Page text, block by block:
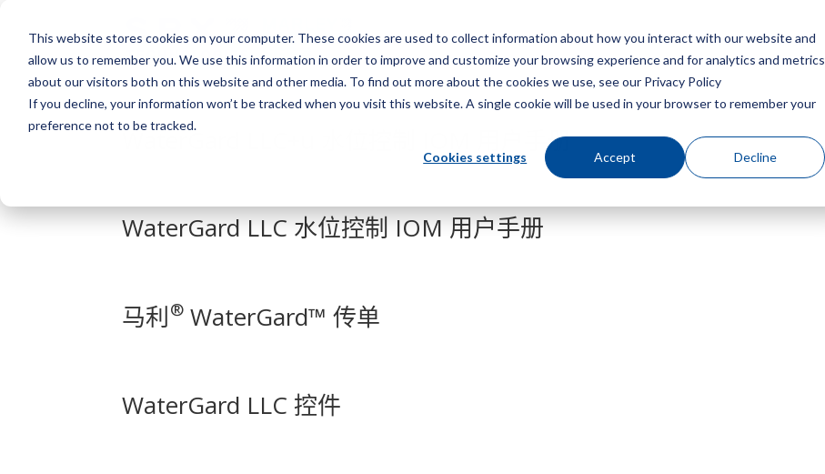
This website stores cookies on your computer. These cookies are used to collect information about how you interact with our website and
allow us to remember you. We use this information in order to improve and customize your browsing experience and for analytics and metrics
about our visitors both on this website and other media. To find out more about the cookies we use, see our Privacy Policy
If you decline, your information won’t be tracked when you visit this website. A single cookie will be used in your browser to remember your
preference not to be tracked.
Cookies settings Accept Decline
菜单
WaterGard LLC+u 水位控制 IOM 用户手册
WaterGard LLC 水位控制 IOM 用户手册
马利® WaterGard™ 传单
WaterGard LLC 控件